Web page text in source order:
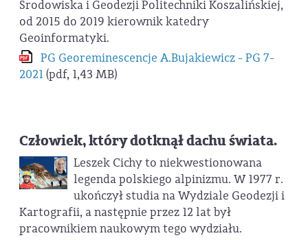
Środowiska i Geodezji Politechniki Koszalińskiej,
od 2015 do 2019 kierownik katedry
Geoinformatyki.
PG Georeminescencje A.Bujakiewicz - PG 7-
2021 (pdf, 1,43 MB)
Człowiek, który dotknął dachu świata.
Leszek Cichy to niekwestionowana
legenda polskiego alpinizmu. W 1977 r.
ukończył studia na Wydziale Geodezji i
Kartografii, a następnie przez 12 lat był
pracownikiem naukowym tego wydziału.